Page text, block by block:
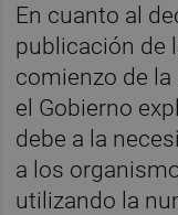
En cuanto al
publicación de
comienzo de
el Gobierno
debe a la
a los
utilizando la